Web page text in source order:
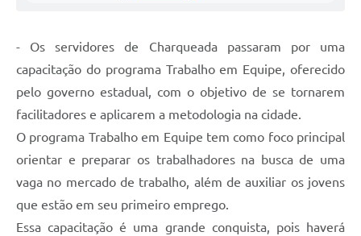
- Os servidores de Charqueada passaram por uma
capacitação do programa Trabalho em Equipe, oferecido
pelo governo estadual, com o objetivo de se tornarem
facilitadores e aplicarem a metodologia na cidade.
O programa Trabalho em Equipe tem como foco principal
orientar e preparar os trabalhadores na busca de uma
vaga no mercado de trabalho, além de auxiliar os jovens
que estão em seu primeiro emprego.
Essa capacitação é uma grande conquista, pois haverá